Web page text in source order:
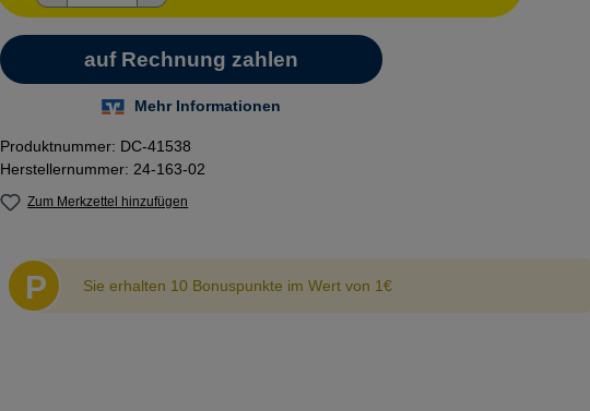
Produktnummer: DC-41538
Herstellernummer: 24-163-02
Zum Merkzettel hinzufügen
P Sie erhalten 10 Bonuspunkte im Wert von 1€